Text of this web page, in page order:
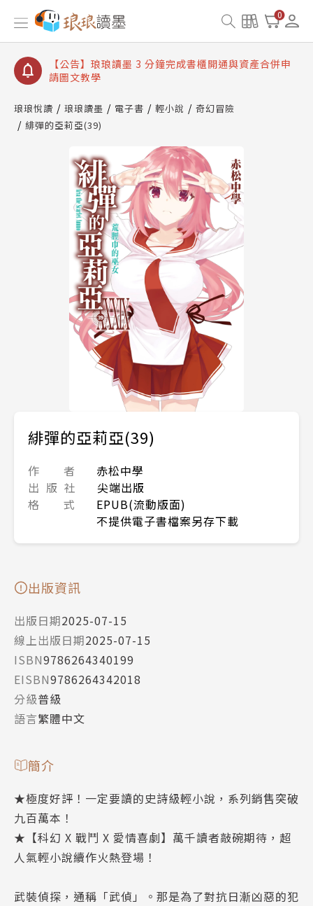
0
【公告】琅琅讀墨數位閱讀資產合併與書櫃開通申請
【公告】琅琅讀墨書櫃開通常見問題
【公告】琅琅讀墨 3 分鐘完成書櫃開通與資產合併申
請圖文教學
查詢
【公告】琅琅讀墨數位閱讀資產合併與書櫃開通申請
琅琅悅讀 琅琅讀墨 電子書 輕小說
奇幻冒險
緋彈的亞莉亞(39)
緋彈的亞莉亞(39)
作 者
赤松中學
出 版 社
尖端出版
格 式
EPUB(流動版面)
不提供電子書檔案另存下載
出版資訊
出版日期2025-07-15
線上出版日期2025-07-15
ISBN9786264340199
EISBN9786264342018
分級普級
語言繁體中文
簡介
★極度好評！一定要讀的史詩級輕小說，系列銷售突破
九百萬本！
★【科幻 X 戰鬥 X 愛情喜劇】萬千讀者敲碗期待，超
人氣輕小說續作火熱登場！
武裝偵探，通稱「武偵」。那是為了對抗日漸凶惡的犯